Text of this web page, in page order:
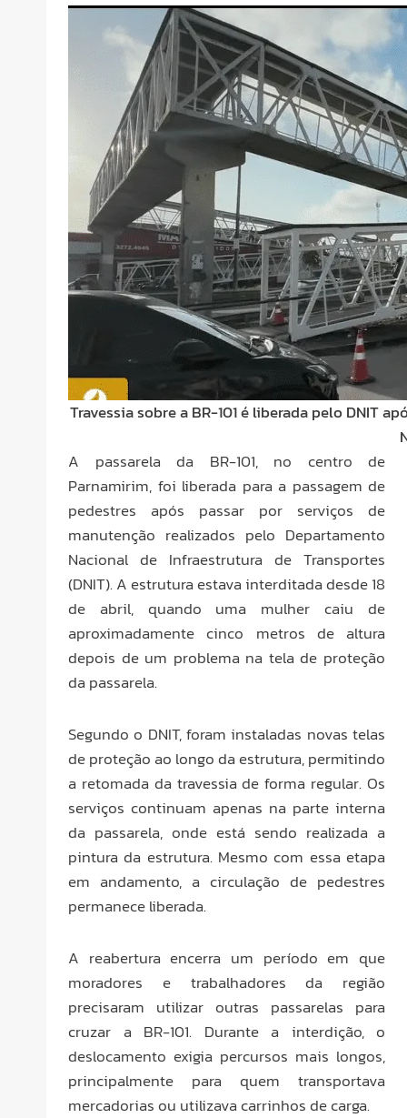
Travessia sobre a BR-101 é liberada pelo DNIT
A passarela da BR-101, no centro de
Parnamirim, foi liberada para a passagem de
pedestres após passar por serviços de
manutenção realizados pelo Departamento
Nacional de Infraestrutura de Transportes
(DNIT). A estrutura estava interditada desde 18
de abril, quando uma mulher caiu de
aproximadamente cinco metros de altura
depois de um problema na tela de proteção
da passarela.
Segundo o DNIT, foram instaladas novas telas
de proteção ao longo da estrutura, permitindo
a retomada da travessia de forma regular. Os
serviços continuam apenas na parte interna
da passarela, onde está sendo realizada a
pintura da estrutura. Mesmo com essa etapa
em andamento, a circulação de pedestres
permanece liberada.
A reabertura encerra um período em que
moradores e trabalhadores da região
precisaram utilizar outras passarelas para
cruzar a BR-101. Durante a interdição, o
deslocamento exigia percursos mais longos,
principalmente para quem transportava
mercadorias ou utilizava carrinhos de carga.